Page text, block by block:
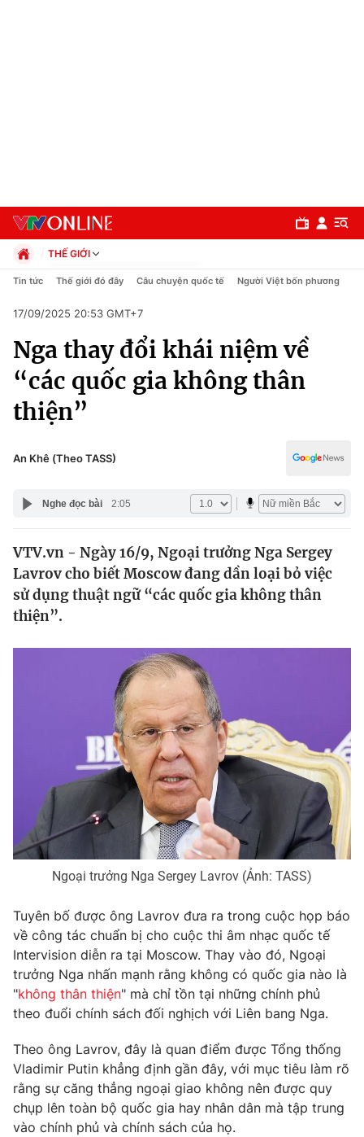
Chuyên mục
Chính trị
Xã hội
Pháp luật
Y tế
Thế giới
Tin tức
Thế giới đó đây
Câu chuyện quốc tế
Kinh tế
Góc doanh nghiệp
Dữ liệu và đời sống
Hậu trường
Nhân vật
Khán giả
Giải sao mai
Điện ảnh
Âm nhạc
Sao
Đời sống
Du lịch
Làm đẹp
Giáo dục
Tuyển sinh
Học trực tuyến
Công nghệ
Hitech Công nghệ tương lai
Sản phẩm
Thị trường
Tư vấn
Giao lưu trực tuyến
Lịch phát sóng
Chuyên mục khác
Emagazine Podcast
Photo Infographic
THẾ GIỚI
Chính trị
Pháp luật
Kinh tế
Thể thao
Truyền hình
Văn hóa - Giải trí
Công nghệ
Tin tức Thế giới đó đây Câu chuyện quốc tế Người Việt bốn phương
17/09/2025 20:53 GMT+7
Nga thay đổi khái niệm về
“các quốc gia không thân
thiện”
An Khê (Theo TASS)
Nghe đọc bài 2:05
VTV.vn - Ngày 16/9, Ngoại trưởng Nga Sergey
Lavrov cho biết Moscow đang dần loại bỏ việc
sử dụng thuật ngữ “các quốc gia không thân
thiện”.
Ngoại trưởng Nga Sergey Lavrov (Ảnh: TASS)
Tuyên bố được ông Lavrov đưa ra trong cuộc họp báo
về công tác chuẩn bị cho cuộc thi âm nhạc quốc tế
Intervision diễn ra tại Moscow. Thay vào đó, Ngoại
trưởng Nga nhấn mạnh rằng không có quốc gia nào là
"không thân thiện" mà chỉ tồn tại những chính phủ
theo đuổi chính sách đối nghịch với Liên bang Nga.
Theo ông Lavrov, đây là quan điểm được Tổng thống
Vladimir Putin khẳng định gần đây, với mục tiêu làm rõ
rằng sự căng thẳng ngoại giao không nên được quy
chụp lên toàn bộ quốc gia hay nhân dân mà tập trung
vào chính phủ và chính sách của họ.